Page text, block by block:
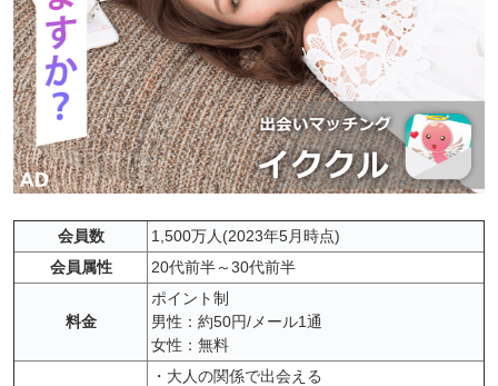
会員数
1,500万人(2023年5月時点)
会員属性
20代前半～30代前半
料金
ポイント制
男性：約50円/メール1通
女性：無料
・大人の関係で出会える